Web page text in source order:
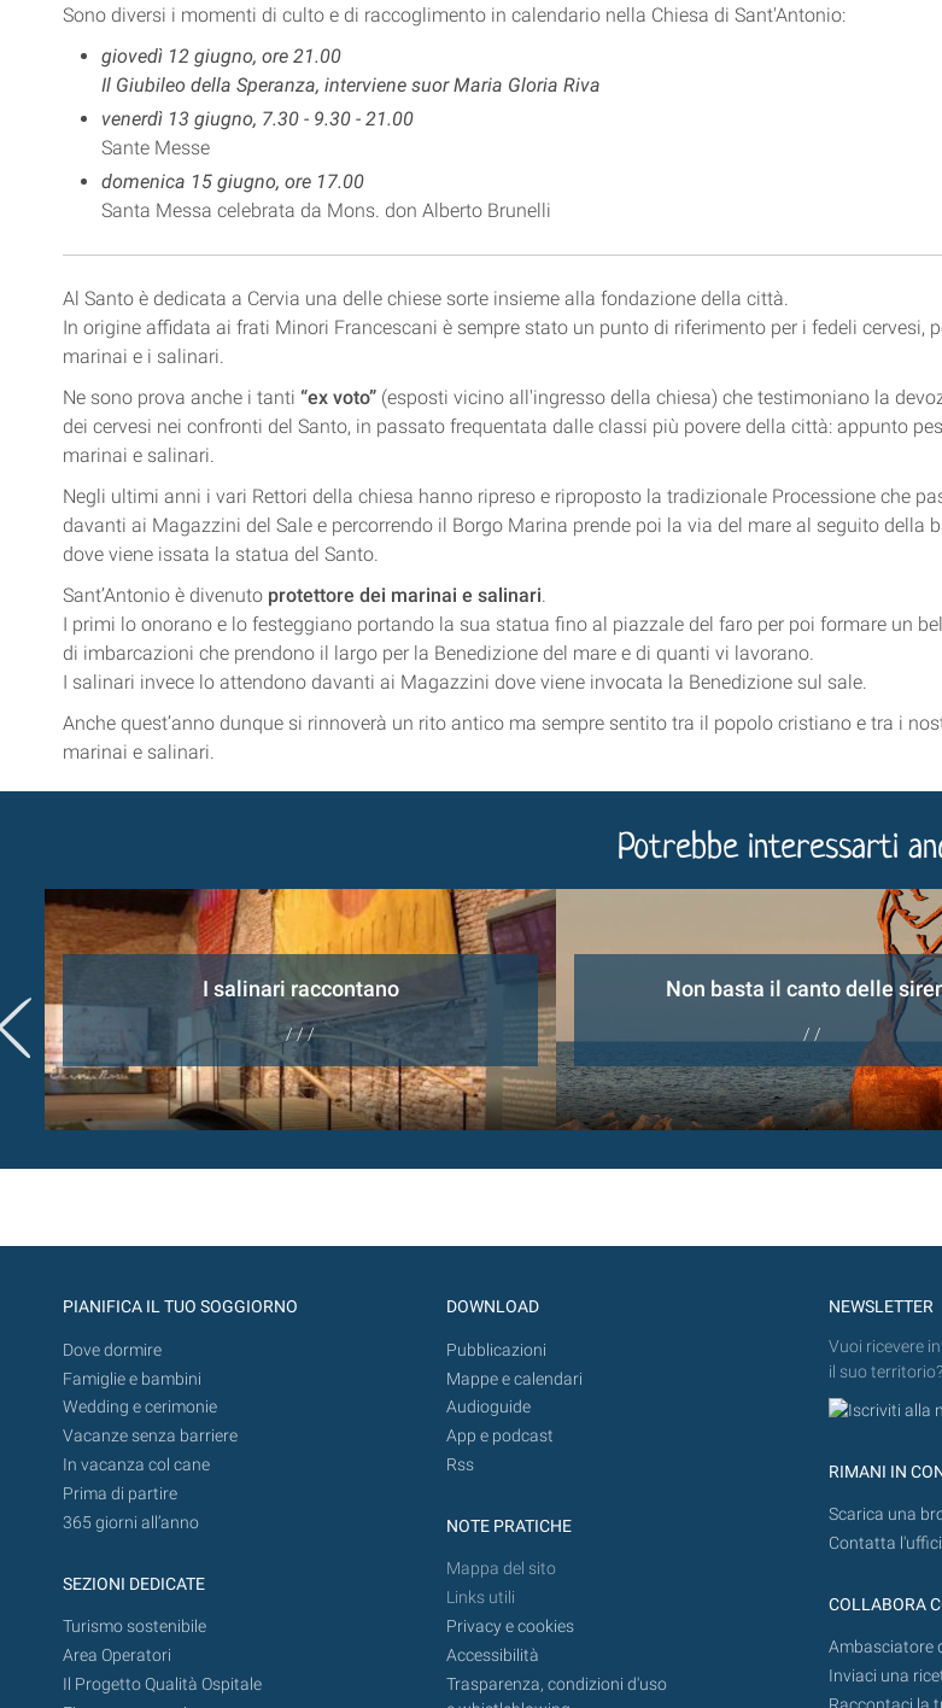
Sono diversi i momenti di culto e di raccoglimento in calendario nella Chiesa di Sant'Antonio:
giovedì 12 giugno, ore 21.00
Il Giubileo della Speranza, interviene suor Maria Gloria Riva
venerdì 13 giugno, 7.30 - 9.30 - 21.00
Sante Messe
domenica 15 giugno, ore 17.00
Santa Messa celebrata da Mons. don Alberto Brunelli
Al Santo è dedicata a Cervia una delle chiese sorte insieme alla fondazione della città.
In origine affidata ai frati Minori Francescani è sempre stato un punto di riferimento per i fedeli cervesi,
marinai e i salinari.
Ne sono prova anche i tanti “ex voto” (esposti vicino all'ingresso della chiesa) che testimoniano la
dei cervesi nei confronti del Santo, in passato frequentata dalle classi più povere della città: appunto
marinai e salinari.
Negli ultimi anni i vari Rettori della chiesa hanno ripreso e riproposto la tradizionale Processione che
davanti ai Magazzini del Sale e percorrendo il Borgo Marina prende poi la via del mare al seguito della
dove viene issata la statua del Santo.
Sant’Antonio è divenuto protettore dei marinai e salinari.
I primi lo onorano e lo festeggiano portando la sua statua fino al piazzale del faro per poi formare un
di imbarcazioni che prendono il largo per la Benedizione del mare e di quanti vi lavorano.
I salinari invece lo attendono davanti ai Magazzini dove viene invocata la Benedizione sul sale.
Anche quest’anno dunque si rinnoverà un rito antico ma sempre sentito tra il popolo cristiano e tra i
marinai e salinari.
Potrebbe interessarti
I salinari raccontano
/ / /
Non basta il canto delle
/ /
PIANIFICA IL TUO SOGGIORNO
Dove dormire
Famiglie e bambini
Wedding e cerimonie
Vacanze senza barriere
In vacanza col cane
Prima di partire
365 giorni all’anno
SEZIONI DEDICATE
Turismo sostenibile
Area Operatori
Il Progetto Qualità Ospitale
DOWNLOAD
Pubblicazioni
Mappe e calendari
Audioguide
App e podcast
Rss
NOTE PRATICHE
Mappa del sito
Links utili
Privacy e cookies
Accessibilità
Trasparenza, condizioni d'uso
NEWSLETTER
Vuoi ricevere
il suo territorio?
RIMANI IN
Scarica una
Contatta
COLLABORA
Ambasciatore
Inviaci una